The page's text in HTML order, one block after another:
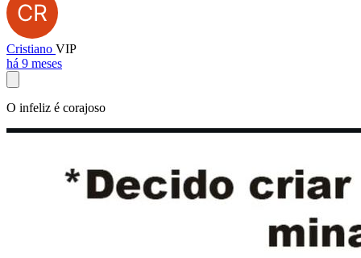
Cristiano VIP
há 9 meses
O infeliz é corajoso